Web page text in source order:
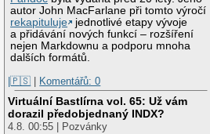
autor John MacFarlane při tomto výročí
rekapituluje
jednotlivé etapy vývoje
a přidávání nových funkcí – rozšíření
nejen Markdownu a podporu mnoha
dalších formátů.
|🇵🇸 | Komentářů: 0
Virtuální Bastlírna vol. 65: Už vám
dorazil předobjednaný INDX?
4.8. 00:55 | Pozvánky